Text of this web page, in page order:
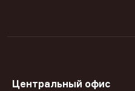
Центральный офис